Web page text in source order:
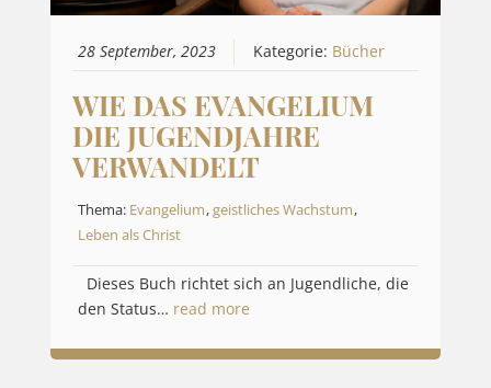
28 September, 2023 Kategorie: Bücher
WIE DAS EVANGELIUM
DIE JUGENDJAHRE
VERWANDELT
Thema: Evangelium,geistliches Wachstum,
Leben als Christ
Dieses Buch richtet sich an Jugendliche, die
den Status… read more